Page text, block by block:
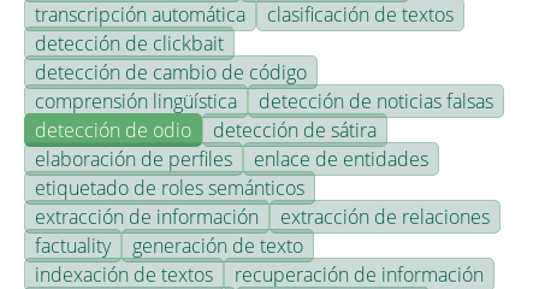
transcripción automática
clasificación de textos
detección de clickbait
detección de cambio de código
comprensión lingüística
detección de noticias falsas
detección de odio
detección de sátira
elaboración de perfiles
enlace de entidades
etiquetado de roles semánticos
extracción de información
extracción de relaciones
factuality
generación de texto
indexación de textos
recuperación de información